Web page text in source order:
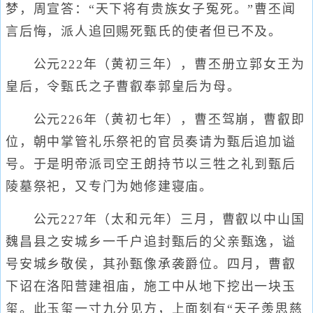
梦，周宣答：“天下将有贵族女子冤死。”曹丕闻
言后悔，派人追回赐死甄氏的使者但已不及。
公元222年（黄初三年），曹丕册立郭女王为
皇后，令甄氏之子曹叡奉郭皇后为母。
公元226年（黄初七年），曹丕驾崩，曹叡即
位，朝中掌管礼乐祭祀的官员奏请为甄后追加谥
号。于是明帝派司空王朗持节以三牲之礼到甄后
陵墓祭祀，又专门为她修建寝庙。
公元227年（太和元年）三月，曹叡以中山国
魏昌县之安城乡一千户追封甄后的父亲甄逸，谥
号安城乡敬侯，其孙甄像承袭爵位。四月，曹叡
下诏在洛阳营建祖庙，施工中从地下挖出一块玉
玺。此玉玺一寸九分见方，上面刻有“天子羡思慈